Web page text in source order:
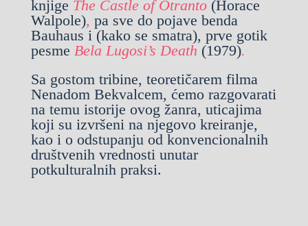
knjige The Castle of Otranto (Horace
Walpole), pa sve do pojave benda
Bauhaus i (kako se smatra), prve gotik
pesme Bela Lugosi’s Death (1979).
Sa gostom tribine, teoretičarem filma
Nenadom Bekvalcem, ćemo razgovarati
na temu istorije ovog žanra, uticajima
koji su izvršeni na njegovo kreiranje,
kao i o odstupanju od konvencionalnih
društvenih vrednosti unutar
potkulturalnih praksi.